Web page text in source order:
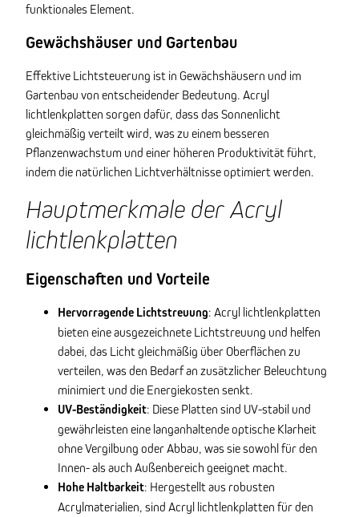
funktionales Element.
Gewächshäuser und Gartenbau
Effektive Lichtsteuerung ist in Gewächshäusern und im
Gartenbau von entscheidender Bedeutung. Acryl
lichtlenkplatten sorgen dafür, dass das Sonnenlicht
gleichmäßig verteilt wird, was zu einem besseren
Pflanzenwachstum und einer höheren Produktivität führt,
indem die natürlichen Lichtverhältnisse optimiert werden.
Hauptmerkmale der Acryl
lichtlenkplatten
Eigenschaften und Vorteile
Hervorragende Lichtstreuung: Acryl lichtlenkplatten
bieten eine ausgezeichnete Lichtstreuung und helfen
dabei, das Licht gleichmäßig über Oberflächen zu
verteilen, was den Bedarf an zusätzlicher Beleuchtung
minimiert und die Energiekosten senkt.
UV-Beständigkeit: Diese Platten sind UV-stabil und
gewährleisten eine langanhaltende optische Klarheit
ohne Vergilbung oder Abbau, was sie sowohl für den
Innen- als auch Außenbereich geeignet macht.
Hohe Haltbarkeit: Hergestellt aus robusten
Acrylmaterialien, sind Acryl lichtlenkplatten für den